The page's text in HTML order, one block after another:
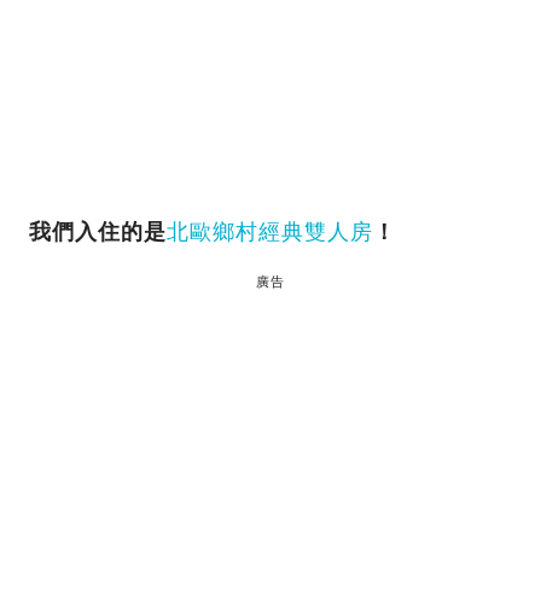
我們入住的是北歐鄉村經典雙人房 ！
廣告